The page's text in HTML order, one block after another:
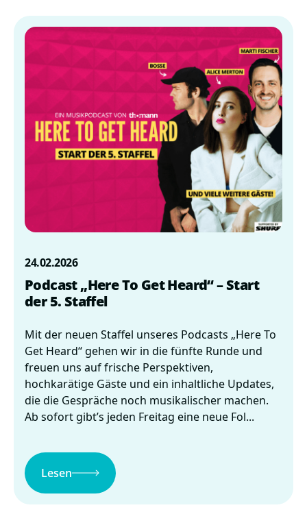
24.02.2026
Podcast „Here To Get Heard“ – Start
der 5. Staffel
Mit der neuen Staffel unseres Podcasts „Here To
Get Heard“ gehen wir in die fünfte Runde und
freuen uns auf frische Perspektiven,
hochkarätige Gäste und ein inhaltliche Updates,
die die Gespräche noch musikalischer machen.
Ab sofort gibt’s jeden Freitag eine neue Fol...
Lesen